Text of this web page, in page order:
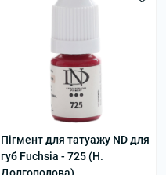
Пігмент для татуажу ND для
губ Fuchsia - 725 (Н.